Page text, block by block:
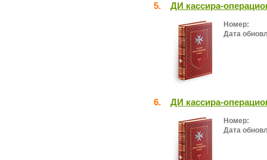
5. ДИ кассира-
Номер:
Дата
6. ДИ кассира-
Номер:
Дата